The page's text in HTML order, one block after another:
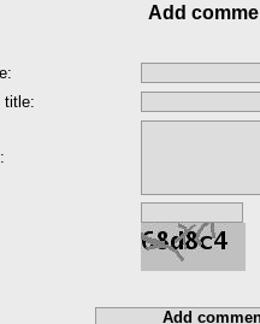
Add
title: